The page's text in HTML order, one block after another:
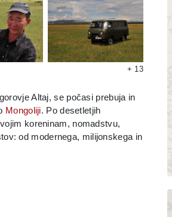
+ 13
Altaj, se počasi prebuja in
Mongoliji. Po desetletjih
koreninam, nomadstvu,
od modernega, milijonskega in
konji, in še bolj izpraznjenih ter